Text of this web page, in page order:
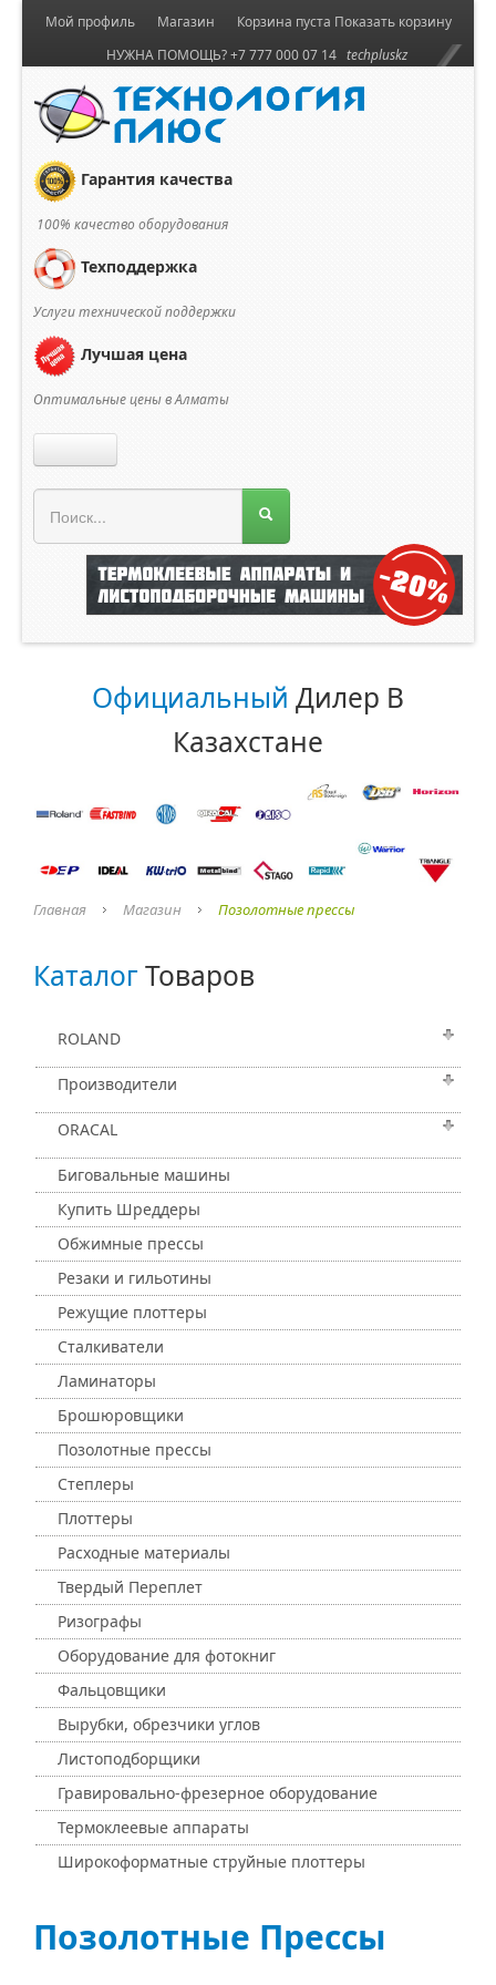
Корзина пуста Показать корзину
Мой профиль
Магазин
НУЖНА ПОМОЩЬ? +7 777 000 07 14 techpluskz
Гарантия качества
100% качество оборудования
Техподдержка
Услуги технической поддержки
Лучшая цена
Оптимальные цены в Алматы
Меню магазина
О компании
Официальный Дилер В
Казахстане
Главная Магазин Позолотные прессы
КаталогТоваров
ROLAND
Производители
ORACAL
Биговальные машины
Купить Шреддеры
Обжимные прессы
Резаки и гильотины
Режущие плоттеры
Сталкиватели
Ламинаторы
Брошюровщики
Позолотные прессы
Степлеры
Плоттеры
Расходные материалы
Твердый Переплет
Ризографы
Оборудование для фотокниг
Фальцовщики
Вырубки, обрезчики углов
Листоподборщики
Гравировально-фрезерное оборудование
Термоклеевые аппараты
Широкоформатные струйные плоттеры
Позолотные Прессы